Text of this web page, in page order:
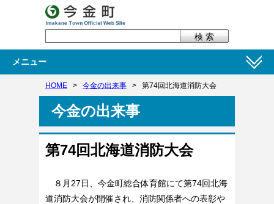
メニュー
HOME > 今金の出来事 > 第74回北海道消防大会
今金の出来事
第74回北海道消防大会
８月27日、今金町総合体育館にて第74回北海
道消防大会が開催され、消防関係者への表彰や